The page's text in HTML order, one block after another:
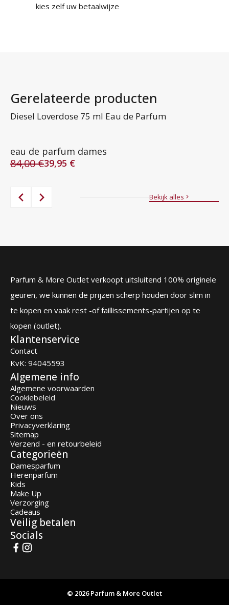
kies zelf uw betaalwijze
Gerelateerde producten
Diesel Loverdose 75 ml Eau de Parfum
eau de parfum dames
84,00€
Oorspronkelijke
was:
84,00 €.
39,95 €
Huidige
39,95 €.
Bekijk alles
Parfum & More Outlet verkoopt uitsluitend 100% originele
geuren, we kunnen de prijzen scherp houden door slim in
te kopen en vaak rest -of faillissements-partijen op te
kopen (outlet).
Klantenservice
Contact
KvK: 94045593
Algemene info
Algemene voorwaarden
Cookiebeleid
Nieuws
Over ons
Privacyverklaring
Sitemap
Verzend - en retourbeleid
Categorieën
Damesparfum
Herenparfum
Kids
Make Up
Verzorging
Cadeaus
Veilig betalen
Socials
© 2026 Parfum & More Outlet